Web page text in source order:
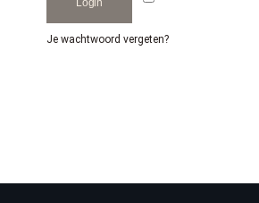
Login
Je wachtwoord vergeten?